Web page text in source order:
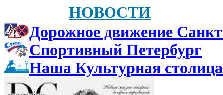
НОВОСТИ
Дорожное движение
Спортивный Петербург
Наша Культурная столица